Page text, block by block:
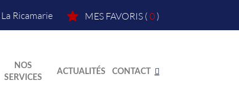
La Ricamarie MES FAVORIS( 0)
NOS
SERVICES
ACTUALITÉS CONTACT